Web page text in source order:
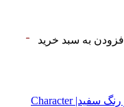
افزودن به سبد خرید
مداد چشم ضد آب فبیولس از برند کرکتر رنگ سفید| Character